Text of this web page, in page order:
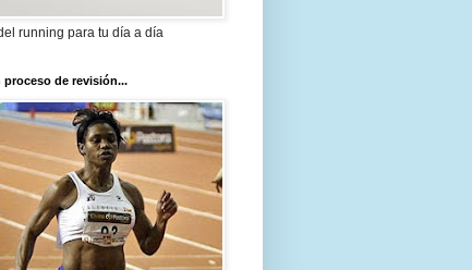
running para tu día a día
proceso de revisión...